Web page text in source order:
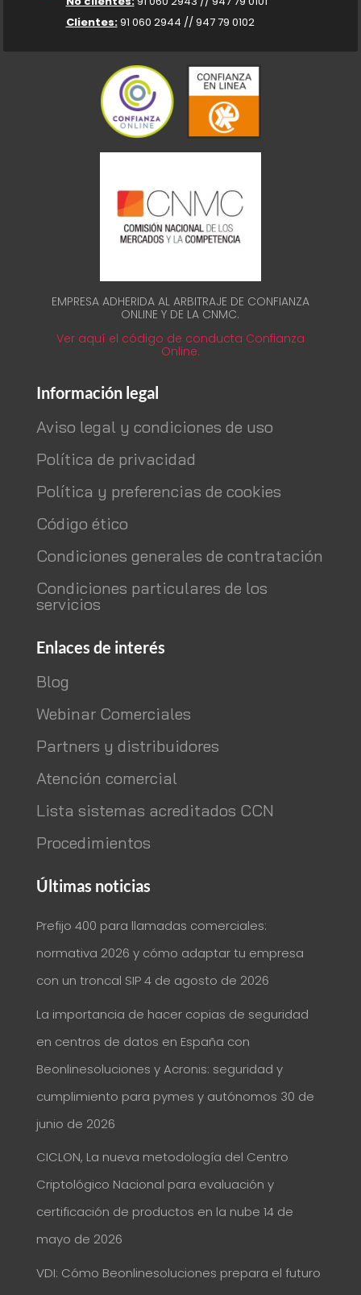
Clientes:91 060 2944 // 947 79 0102
EMPRESA ADHERIDA AL ARBITRAJE DE CONFIANZA
ONLINE Y DE LA CNMC.
Ver aquí el código de conducta Confianza
Online.
Información legal
Aviso legal y condiciones de uso
Política de privacidad
Política y preferencias de cookies
Código ético
Condiciones generales de contratación
Condiciones particulares de los
servicios
Enlaces de interés
Blog
Webinar Comerciales
Partners y distribuidores
Atención comercial
Lista sistemas acreditados CCN
Procedimientos
Últimas noticias
Prefijo 400 para llamadas comerciales:
normativa 2026 y cómo adaptar tu empresa
con un troncal SIP 4 de agosto de 2026
La importancia de hacer copias de seguridad
en centros de datos en España con
Beonlinesoluciones y Acronis: seguridad y
cumplimiento para pymes y autónomos 30 de
junio de 2026
CICLON, La nueva metodología del Centro
Criptológico Nacional para evaluación y
certificación de productos en la nube 14 de
mayo de 2026
VDI: Cómo Beonlinesoluciones prepara el futuro